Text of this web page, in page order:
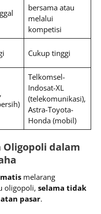
bersama atau
melalui
kompetisi
Cukup tinggi
Telkomsel-
Indosat-XL
(telekomunikasi),
Astra-Toyota-
Honda (mobil)
dalam
melarang
oligopoli, selama tidak
pasar.